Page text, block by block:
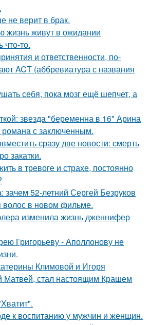
не верит в брак.
жизнь живут в ожидании
что-то.
и ответственности, по-
ACT (аббревиатура с названия
себя, пока мозг ещё шепчет, а
звезда "беременна в 16" Арина
романа с заключенным.
сразу две новости: смерть
закатки.
в тревоге и страхе, постоянно
52-летний Сергей Безруков
в новом фильме.
изменила жизнь дженнифер
Григорьеву - Аполлонову не
Климовой и Игоря
Матвей, стал настоящим Крашем
к воспитанию у мужчин и женщин.